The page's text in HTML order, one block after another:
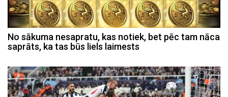
No sākuma nesapratu, kas notiek, bet pēc tam nāca
saprāts, ka tas būs liels laimests